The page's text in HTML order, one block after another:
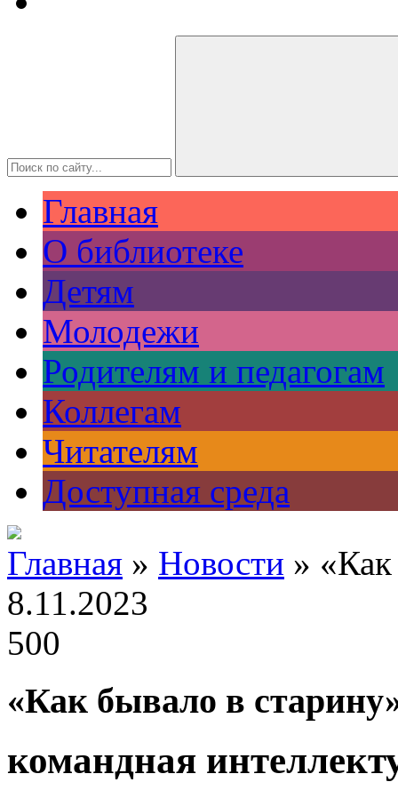
Главная
О библиотеке
Детям
Молодежи
Родителям и педагогам
Коллегам
Читателям
Доступная среда
Главная » Новости »
8.11.2023
500
«Как бывало в
командная